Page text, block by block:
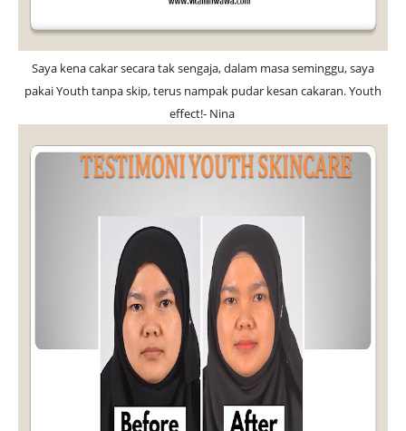
Saya kena cakar secara tak sengaja, dalam masa seminggu, saya
pakai Youth tanpa skip, terus nampak pudar kesan cakaran. Youth
effect!- Nina